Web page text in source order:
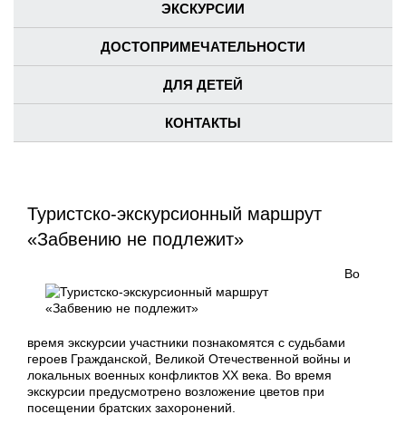
ЭКСКУРСИИ
ДОСТОПРИМЕЧАТЕЛЬНОСТИ
ДЛЯ ДЕТЕЙ
КОНТАКТЫ
Туристско-экскурсионный маршрут
«Забвению не подлежит»
Во
время экскурсии участники познакомятся с судьбами
героев Гражданской, Великой Отечественной войны и
локальных военных конфликтов XX века. Во время
экскурсии предусмотрено возложение цветов при
посещении братских захоронений.